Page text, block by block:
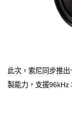
此次，索尼同步推
製能力，支援96kHz